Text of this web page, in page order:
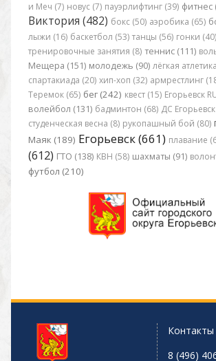
и Меч (7) новус (7) пауэрлифтинг (39) фитнес
Виктория (482) бокс (50) аэробика (65)
лыжи (16) баскетбол (53) танцы (56) гонки (40)
тренировочные занятия (8) теннис (111)
Мещера (151) молодежь (90) лёгкая
спартакиада (20) хип-хоп (32) армрестлинг
Теремок (65) бег (242) квест (15) Егорьевск
волейбол (131) бадминтон (68) ДС
студенческая весна (8) рукопашный бой (80)
Маяк (189) Егорьевск (661) плавание
(612) ГТО (138) КВН (58) шахматы (91)
футбол (210)
Контакты
8 (496)